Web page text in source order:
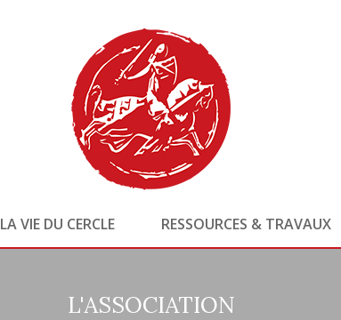
LA VIE DU CERCLE RESSOURCES & TRAVAUX
L'ASSOCIATION